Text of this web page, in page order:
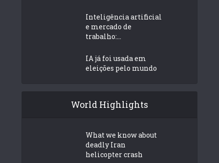
Inteligência artificial
e mercado de
trabalho:...
IA já foi usada em
eleições pelo mundo
World Highlights
What we know about
deadly Iran
helicopter crash